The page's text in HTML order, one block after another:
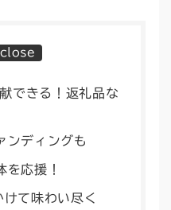
できる！返礼品な
ンディングも
を応援！
て味わい尽く